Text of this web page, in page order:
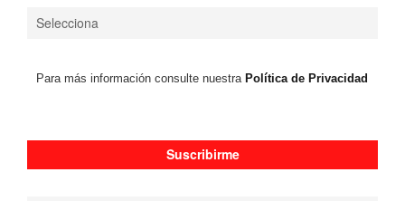
Para más información consulte nuestraPolítica de Privacidad